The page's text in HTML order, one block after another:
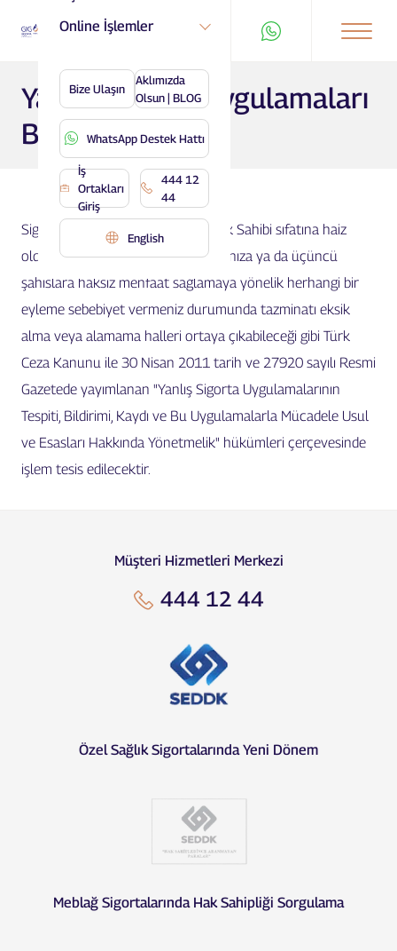
Online İşlemler
Bize Ulaşın
Aklımızda
Olsun | BLOG
WhatsApp Destek Hattı
İş
Ortakları
Giriş
444 12
44
English
Yanlış Sigorta Uygulamaları
Bilgilendirmesi
Sigortalı/Sigorta Ettiren/lehdar/Hak Sahibi sıfatına haiz
olduğunuz sigorta ilişikisinde tarafınıza ya da üçüncü
şahıslara haksız menfaat sağlamaya yönelik herhangi bir
eyleme sebebiyet vermeniz durumunda tazminatı eksik
alma veya alamama halleri ortaya çıkabileceği gibi Türk
Ceza Kanunu ile 30 Nisan 2011 tarih ve 27920 sayılı Resmi
Gazetede yayımlanan "Yanlış Sigorta Uygulamalarının
Tespiti, Bildirimi, Kaydı ve Bu Uygulamalarla Mücadele Usul
ve Esasları Hakkında Yönetmelik" hükümleri çerçevesinde
işlem tesis edilecektir.
Müşteri Hizmetleri Merkezi
444 12 44
Özel Sağlık Sigortalarında Yeni Dönem
Meblağ Sigortalarında Hak Sahipliği Sorgulama